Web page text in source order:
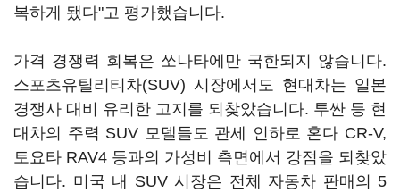
복하게 됐다"고 평가했습니다.
가격 경쟁력 회복은 쏘나타에만 국한되지 않습니다.
스포츠유틸리티차(SUV) 시장에서도 현대차는 일본
경쟁사 대비 유리한 고지를 되찾았습니다. 투싼 등 현
대차의 주력 SUV 모델들도 관세 인하로 혼다 CR-V,
토요타 RAV4 등과의 가성비 측면에서 강점을 되찾았
습니다. 미국 내 SUV 시장은 전체 자동차 판매의 5